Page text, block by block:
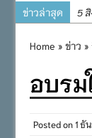
ข่าวล่าสุด 5
๒
31
Home » ข่าว »
อบรม
Posted on1 ธั